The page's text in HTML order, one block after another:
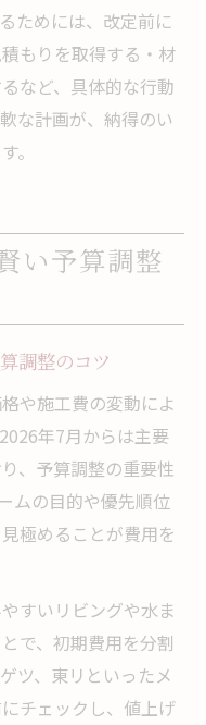
ためには、改定前に
もりを取得する・材
など、具体的な行動
な計画が、納得のい
。
い予算調整
調整のコツ
や施工費の変動によ
年7月からは主要
、予算調整の重要性
ムの目的や優先順位
極めることが費用を
すいリビングや水ま
で、初期費用を分割
ツ、東リといったメ
チェックし、値上げ